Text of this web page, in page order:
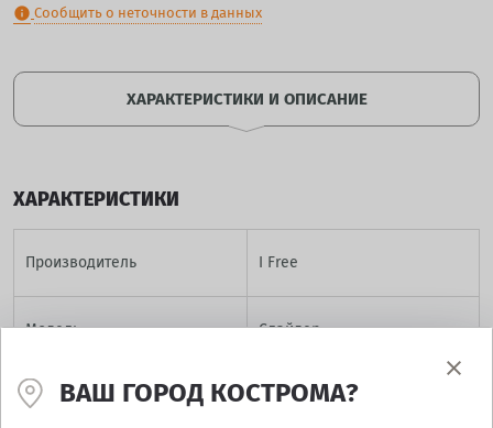
info Сообщить о неточности в данных
ХАРАКТЕРИСТИКИ И ОПИСАНИЕ
ХАРАКТЕРИСТИКИ
Производитель I Free
Модель Слайдер
Диаметр 14
ВАШ ГОРОД КОСТРОМА?